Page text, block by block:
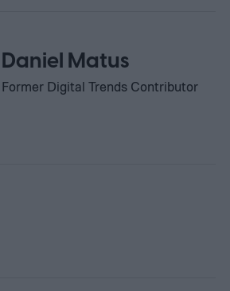
Daniel Matus
Former Digital Trends Contributor